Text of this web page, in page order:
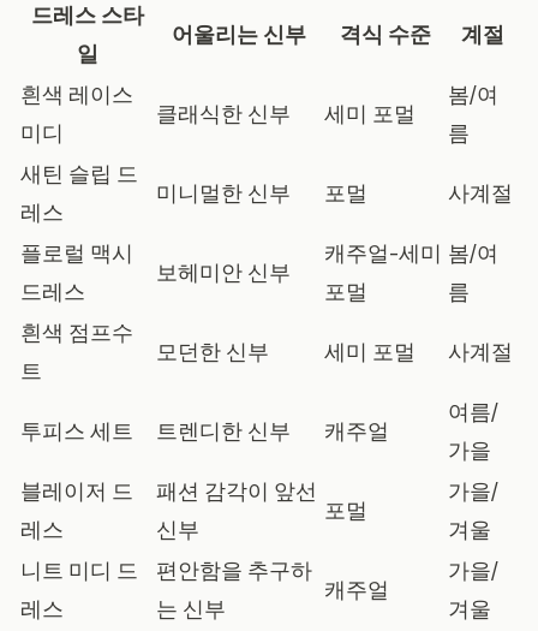
드레스 스타
일
어울리는 신부 격식 수준 계절
흰색 레이스
미디
클래식한 신부 세미 포멀
봄/여
름
새틴 슬립 드
레스
미니멀한 신부 포멀 사계절
플로럴 맥시
드레스
보헤미안 신부
캐주얼-세미
포멀
봄/여
름
흰색 점프수
트
모던한 신부 세미 포멀 사계절
투피스 세트 트렌디한 신부 캐주얼
여름/
가을
블레이저 드
레스
패션 감각이 앞선
신부
포멀
가을/
겨울
니트 미디 드
레스
편안함을 추구하
는 신부
캐주얼
가을/
겨울